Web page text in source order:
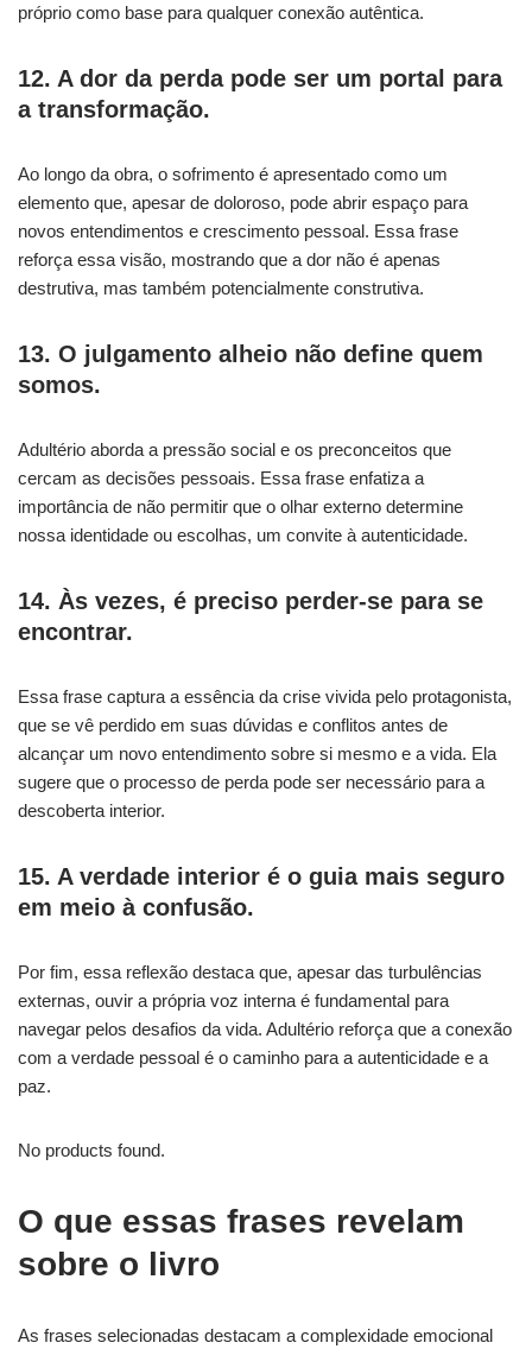
próprio como base para qualquer conexão autêntica.
12. A dor da perda pode ser um portal para
a transformação.
Ao longo da obra, o sofrimento é apresentado como um
elemento que, apesar de doloroso, pode abrir espaço para
novos entendimentos e crescimento pessoal. Essa frase
reforça essa visão, mostrando que a dor não é apenas
destrutiva, mas também potencialmente construtiva.
13. O julgamento alheio não define quem
somos.
Adultério aborda a pressão social e os preconceitos que
cercam as decisões pessoais. Essa frase enfatiza a
importância de não permitir que o olhar externo determine
nossa identidade ou escolhas, um convite à autenticidade.
14. Às vezes, é preciso perder-se para se
encontrar.
Essa frase captura a essência da crise vivida pelo protagonista,
que se vê perdido em suas dúvidas e conflitos antes de
alcançar um novo entendimento sobre si mesmo e a vida. Ela
sugere que o processo de perda pode ser necessário para a
descoberta interior.
15. A verdade interior é o guia mais seguro
em meio à confusão.
Por fim, essa reflexão destaca que, apesar das turbulências
externas, ouvir a própria voz interna é fundamental para
navegar pelos desafios da vida. Adultério reforça que a conexão
com a verdade pessoal é o caminho para a autenticidade e a
paz.
No products found.
O que essas frases revelam
sobre o livro
As frases selecionadas destacam a complexidade emocional